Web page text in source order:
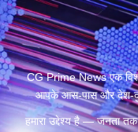
CG Prime News एक
आपके आस-पास और देश-
हमारा उद्देश्य है — जनता